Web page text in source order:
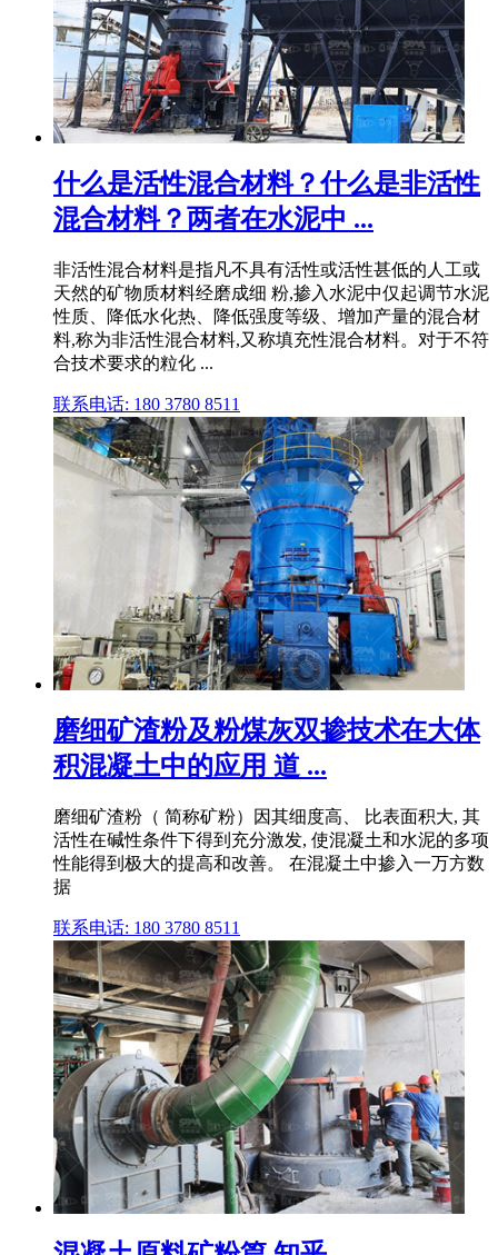
什么是活性混合材料？什么是非活性
混合材料？两者在水泥中 ...
非活性混合材料是指凡不具有活性或活性甚低的人工或
天然的矿物质材料经磨成细 粉,掺入水泥中仅起调节水泥
性质、降低水化热、降低强度等级、增加产量的混合材
料,称为非活性混合材料,又称填充性混合材料。对于不符
合技术要求的粒化 ...
联系电话: 180 3780 8511
磨细矿渣粉及粉煤灰双掺技术在大体
积混凝土中的应用 道 ...
磨细矿渣粉（ 简称矿粉）因其细度高、 比表面积大, 其
活性在碱性条件下得到充分激发, 使混凝土和水泥的多项
性能得到极大的提高和改善。 在混凝土中掺入一万方数
据
联系电话: 180 3780 8511